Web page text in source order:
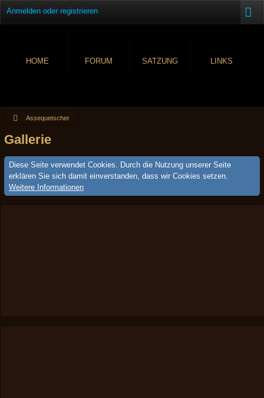
Anmelden oder registrieren
HOME FORUM SATZUNG LINKS
Assequetscher
Gallerie
Diese Seite verwendet Cookies. Durch die Nutzung unserer Seite
erklären Sie sich damit einverstanden, dass wir Cookies setzen.
Weitere Informationen